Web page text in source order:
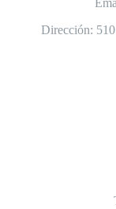
Dirección: